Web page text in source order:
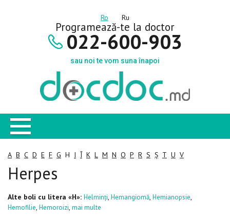
Ro Ru
Programează-te la doctor
022-600-903
sau noi te vom suna înapoi
A B C D E F G H I Î K L M N O P R S Ș T U V
Herpes
Alte boli cu litera «H»: Helminți, Hemangiomă, Hemianopsie,
Hemofilie, Hemoroizi, mai multe